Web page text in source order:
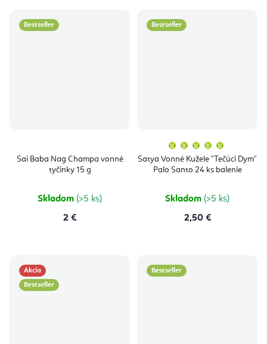
Bestseller
Sai Baba Nag Champa vonné
tyčinky 15 g
Skladom (>5 ks)
2 €
Bestseller
Satya Vonné Kužele "Tečúci Dym"
Palo Santo 24 ks balenie
produktu
je
5,0
Skladom (>5 ks)
2,50 €
Akcia
Bestseller
Bestseller